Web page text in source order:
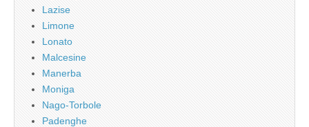
Lazise
Limone
Lonato
Malcesine
Manerba
Moniga
Nago-Torbole
Padenghe